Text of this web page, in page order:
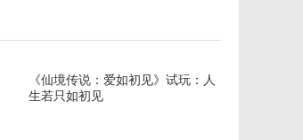
《仙境传说：爱如初见》试玩：人
生若只如初见